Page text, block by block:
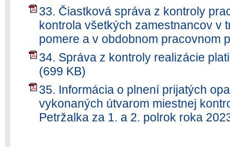
33. Čiastková správa z kontroly
kontrola všetkých zamestnancov v
pomere a v obdobnom pracovnom
34. Správa z kontroly realizácie
(699 KB)
35. Informácia o plnení prijatých
vykonaných útvarom miestnej
Petržalka za 1. a 2. polrok roka